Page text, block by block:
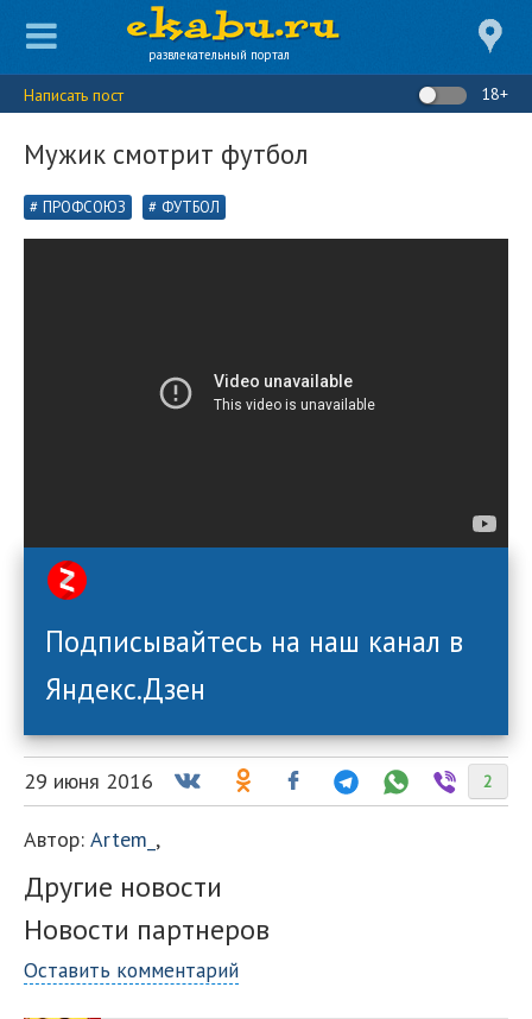
развлекательный портал
Написать пост 18+
Мужик смотрит футбол
ПРОФСОЮЗ ФУТБОЛ
Подписывайтесь на наш канал в
Яндекс.Дзен
2
29 июня 2016
Автор: Artem_ ,
Другие новости
Новости партнеров
Оставить комментарий